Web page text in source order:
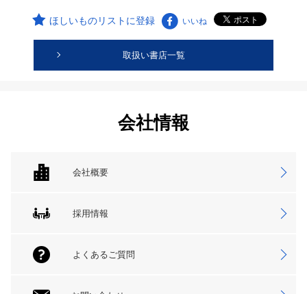
ほしいものリストに登録 いいね
取扱い書店一覧
会社情報
会社概要
採用情報
よくあるご質問